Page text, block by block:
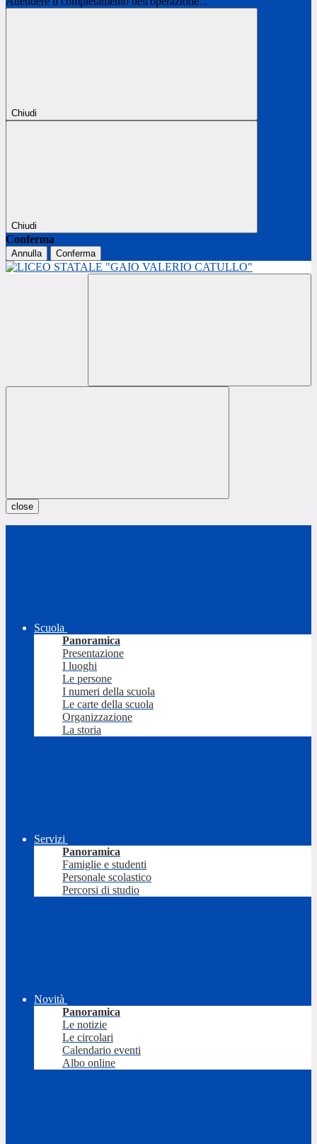
Chiudi
Chiudi
Conferma
Annulla Conferma
close
Scuola
Panoramica
Presentazione
I luoghi
Le persone
I numeri della scuola
Le carte della scuola
Organizzazione
La storia
Servizi
Panoramica
Famiglie e studenti
Personale scolastico
Percorsi di studio
Novità
Panoramica
Le notizie
Le circolari
Calendario eventi
Albo online